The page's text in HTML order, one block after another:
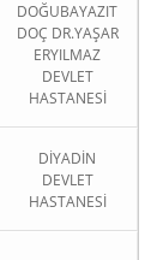
DOĞUBAYAZIT
DOÇ DR.YAŞAR
ERYILMAZ
DEVLET
HASTANESİ
DİYADİN
DEVLET
HASTANESİ